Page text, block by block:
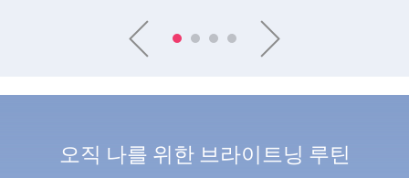
오직 나를 위한 브라이트닝 루틴